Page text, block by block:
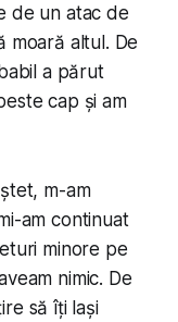
de un atac de
moară altul. De
a părut
cap și am
m-am
am continuat
minore pe
nimic. De
să îți lași